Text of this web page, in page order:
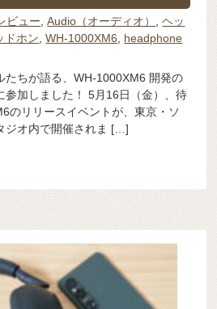
ビュー ,Audio（オーディオ） ,ヘッ
ドホン ,WH-1000XM6
headphone
たちが語る、WH-1000XM6 開発の
参加しました！ 5月16日（金）、待
のリリースイベントが、東京・ソ
ジオ内で開催されま […]